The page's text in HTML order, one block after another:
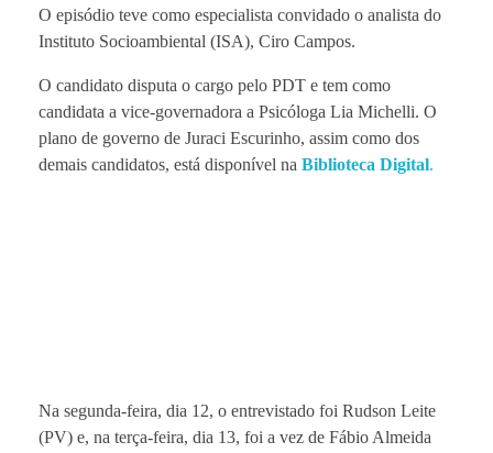
O episódio teve como especialista convidado o analista do
Instituto Socioambiental (ISA), Ciro Campos.
O candidato disputa o cargo pelo PDT e tem como
candidata a vice-governadora a Psicóloga Lia Michelli. O
plano de governo de Juraci Escurinho, assim como dos
demais candidatos, está disponível na Biblioteca Digital.
Na segunda-feira, dia 12, o entrevistado foi Rudson Leite
(PV) e, na terça-feira, dia 13, foi a vez de Fábio Almeida